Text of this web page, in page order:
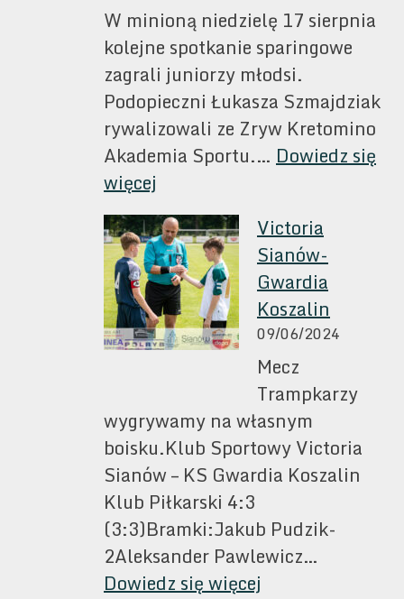
W minioną niedzielę 17 sierpnia
kolejne spotkanie sparingowe
zagrali juniorzy młodsi.
Podopieczni Łukasza Szmajdziak
rywalizowali ze Zryw Kretomino
Akademia Sportu.… Dowiedz się
więcej
Juniorzy
młodsi:
na
koniec
grali
ze
Akademia
Sportu
Victoria
Sianów-
Gwardia
Koszalin
09/06/2024
Mecz
Trampkarzy
wygrywamy na własnym
boisku.Klub Sportowy Victoria
Sianów – KS Gwardia Koszalin
Klub Piłkarski 4:3
(3:3)Bramki:Jakub Pudzik-
2Aleksander Pawlewicz…
Dowiedz się więcej